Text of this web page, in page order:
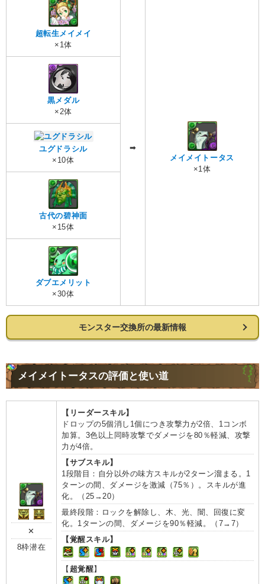
超転生メイメイ
×1体
➡︎
メイメイトータス
×1体
黒メダル
×2体
ユグドラシル
×10体
古代の碧神面
×15体
ダブエメリット
×30体
モンスター交換所の最新情報
メイメイトータスの評価と使い道
✕
8枠潜在
【リーダースキル】
ドロップの5個消し1個につき攻撃力が2倍、1コンボ
加算。3色以上同時攻撃でダメージを80％軽減、攻撃
力が4倍。
【サブスキル】
1段階目：自分以外の味方スキルが2ターン溜まる。1
ターンの間、ダメージを激減（75％）。スキルが進
化。（25→20）
最終段階：ロックを解除し、木、光、闇、回復に変
化。1ターンの間、ダメージを90％軽減。（7→7）
【覚醒スキル】
【 超覚醒】